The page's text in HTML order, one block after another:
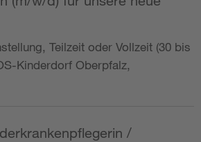
Teilzeit oder Vollzeit (30 bis
Kinderdorf Oberpfalz,
/